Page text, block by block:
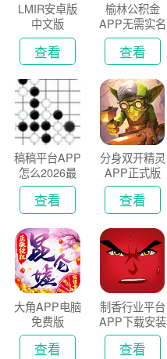
LMIR安卓版
中文版
查看
榆林公积金
APP无需实名
认证版
查看
稿稿平台APP
怎么2026最
新版
查看
分身双开精灵
APP正式版
查看
大角APP电脑
免费版
查看
制香行业平台
APP下载安装
2026
查看